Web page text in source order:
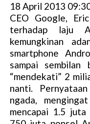
18 April 2013
CEO Google,
terhadap laju
kemungkinan
smartphone
sampai
“mendekati” 2
nanti.
ngada,
mencapai 1.5